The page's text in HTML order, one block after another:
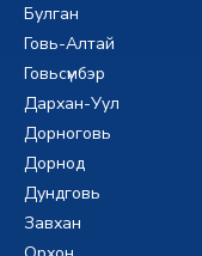
Булган
Говь-Алтай
Говьсүмбэр
Дархан-Уул
Дорноговь
Дорнод
Дундговь
Завхан